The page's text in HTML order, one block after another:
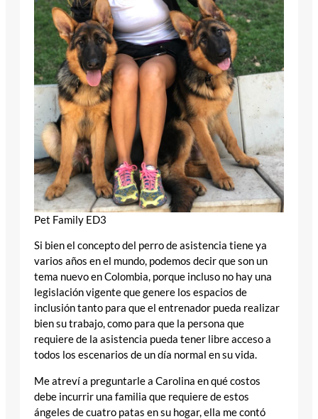
Pet Family ED3
Si bien el concepto del perro de asistencia tiene ya
varios años en el mundo, podemos decir que son un
tema nuevo en Colombia, porque incluso no hay una
legislación vigente que genere los espacios de
inclusión tanto para que el entrenador pueda realizar
bien su trabajo, como para que la persona que
requiere de la asistencia pueda tener libre acceso a
todos los escenarios de un día normal en su vida.
Me atreví a preguntarle a Carolina en qué costos
debe incurrir una familia que requiere de estos
ángeles de cuatro patas en su hogar, ella me contó